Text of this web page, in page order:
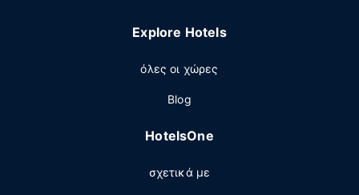
Explore Hotels
όλες οι χώρες
Blog
HotelsOne
σχετικά με